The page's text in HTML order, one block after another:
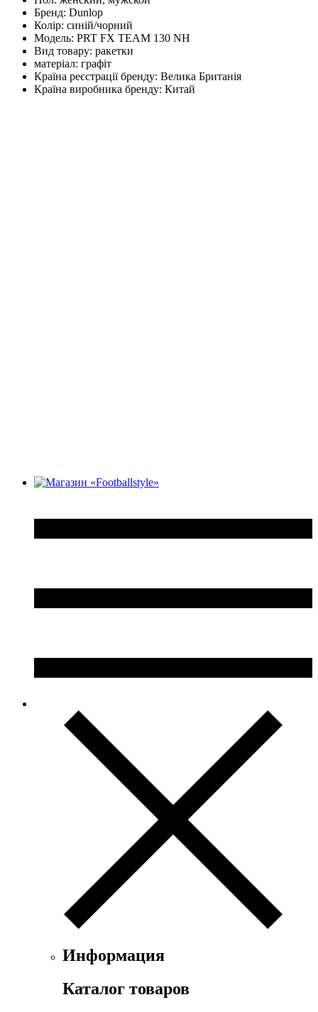
Бренд: Dunlop
Колір: синій/чорний
Модель: PRT FX TEAM 130 NH
Вид товару: ракетки
матеріал: графіт
Країна реєстрації бренду: Велика Британія
Країна виробника бренду: Китай
Информация
Каталог товаров